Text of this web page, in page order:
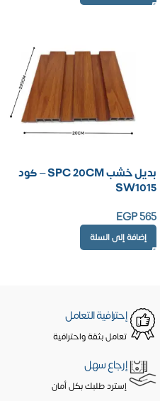
بديل خشب SPC 20CM – كود
SW1015
EGP565
إضافة إلى السلة
إحترافية التعامل
تعامل بثقة واحترافية
إرجاع سهل
إسترد طلبك بكل أمان